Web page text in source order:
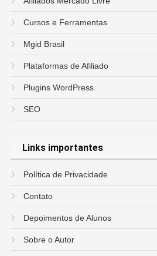
Cursos e Ferramentas
Mgid Brasil
Plataformas de Afiliado
Plugins WordPress
SEO
Links importantes
Política de Privacidade
Contato
Depoimentos de Alunos
Sobre o Autor